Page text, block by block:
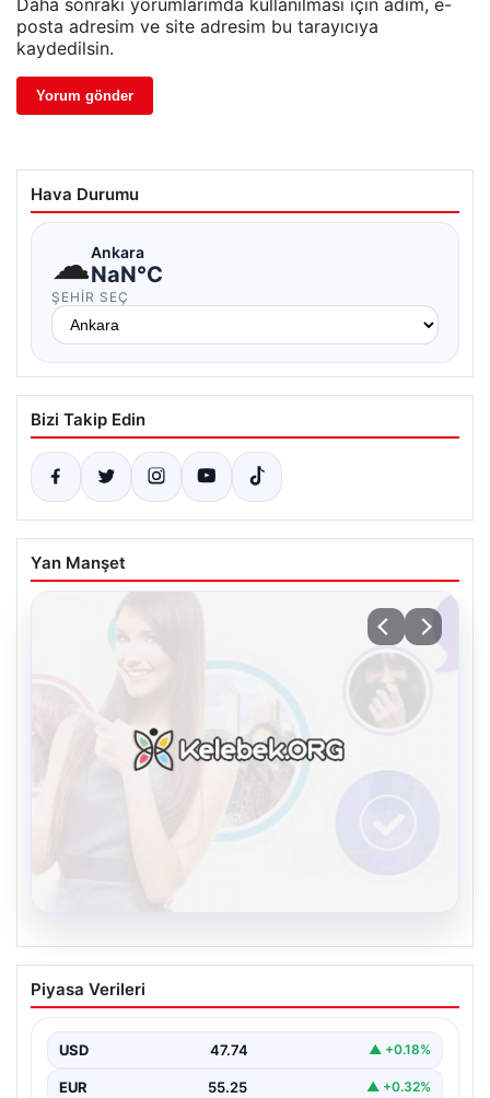
Daha sonraki yorumlarımda kullanılması için adım, e-
posta adresim ve site adresim bu tarayıcıya
kaydedilsin.
Hava Durumu
☁Ankara
NaN°C
ŞEHIR SEÇ
Bizi Takip Edin
Yan Manşet
Kelebek chat adresi İle Dijital İletişimin
Seviyeli Adresi Ve Muhabbet Deneyimi
kurması ciddi bir hassasiyet barındırmaktadır. Güncel
olarak…
Piyasa Verileri
USD 47.74 ▲ +0.18%
EUR 55.25 ▲ +0.32%